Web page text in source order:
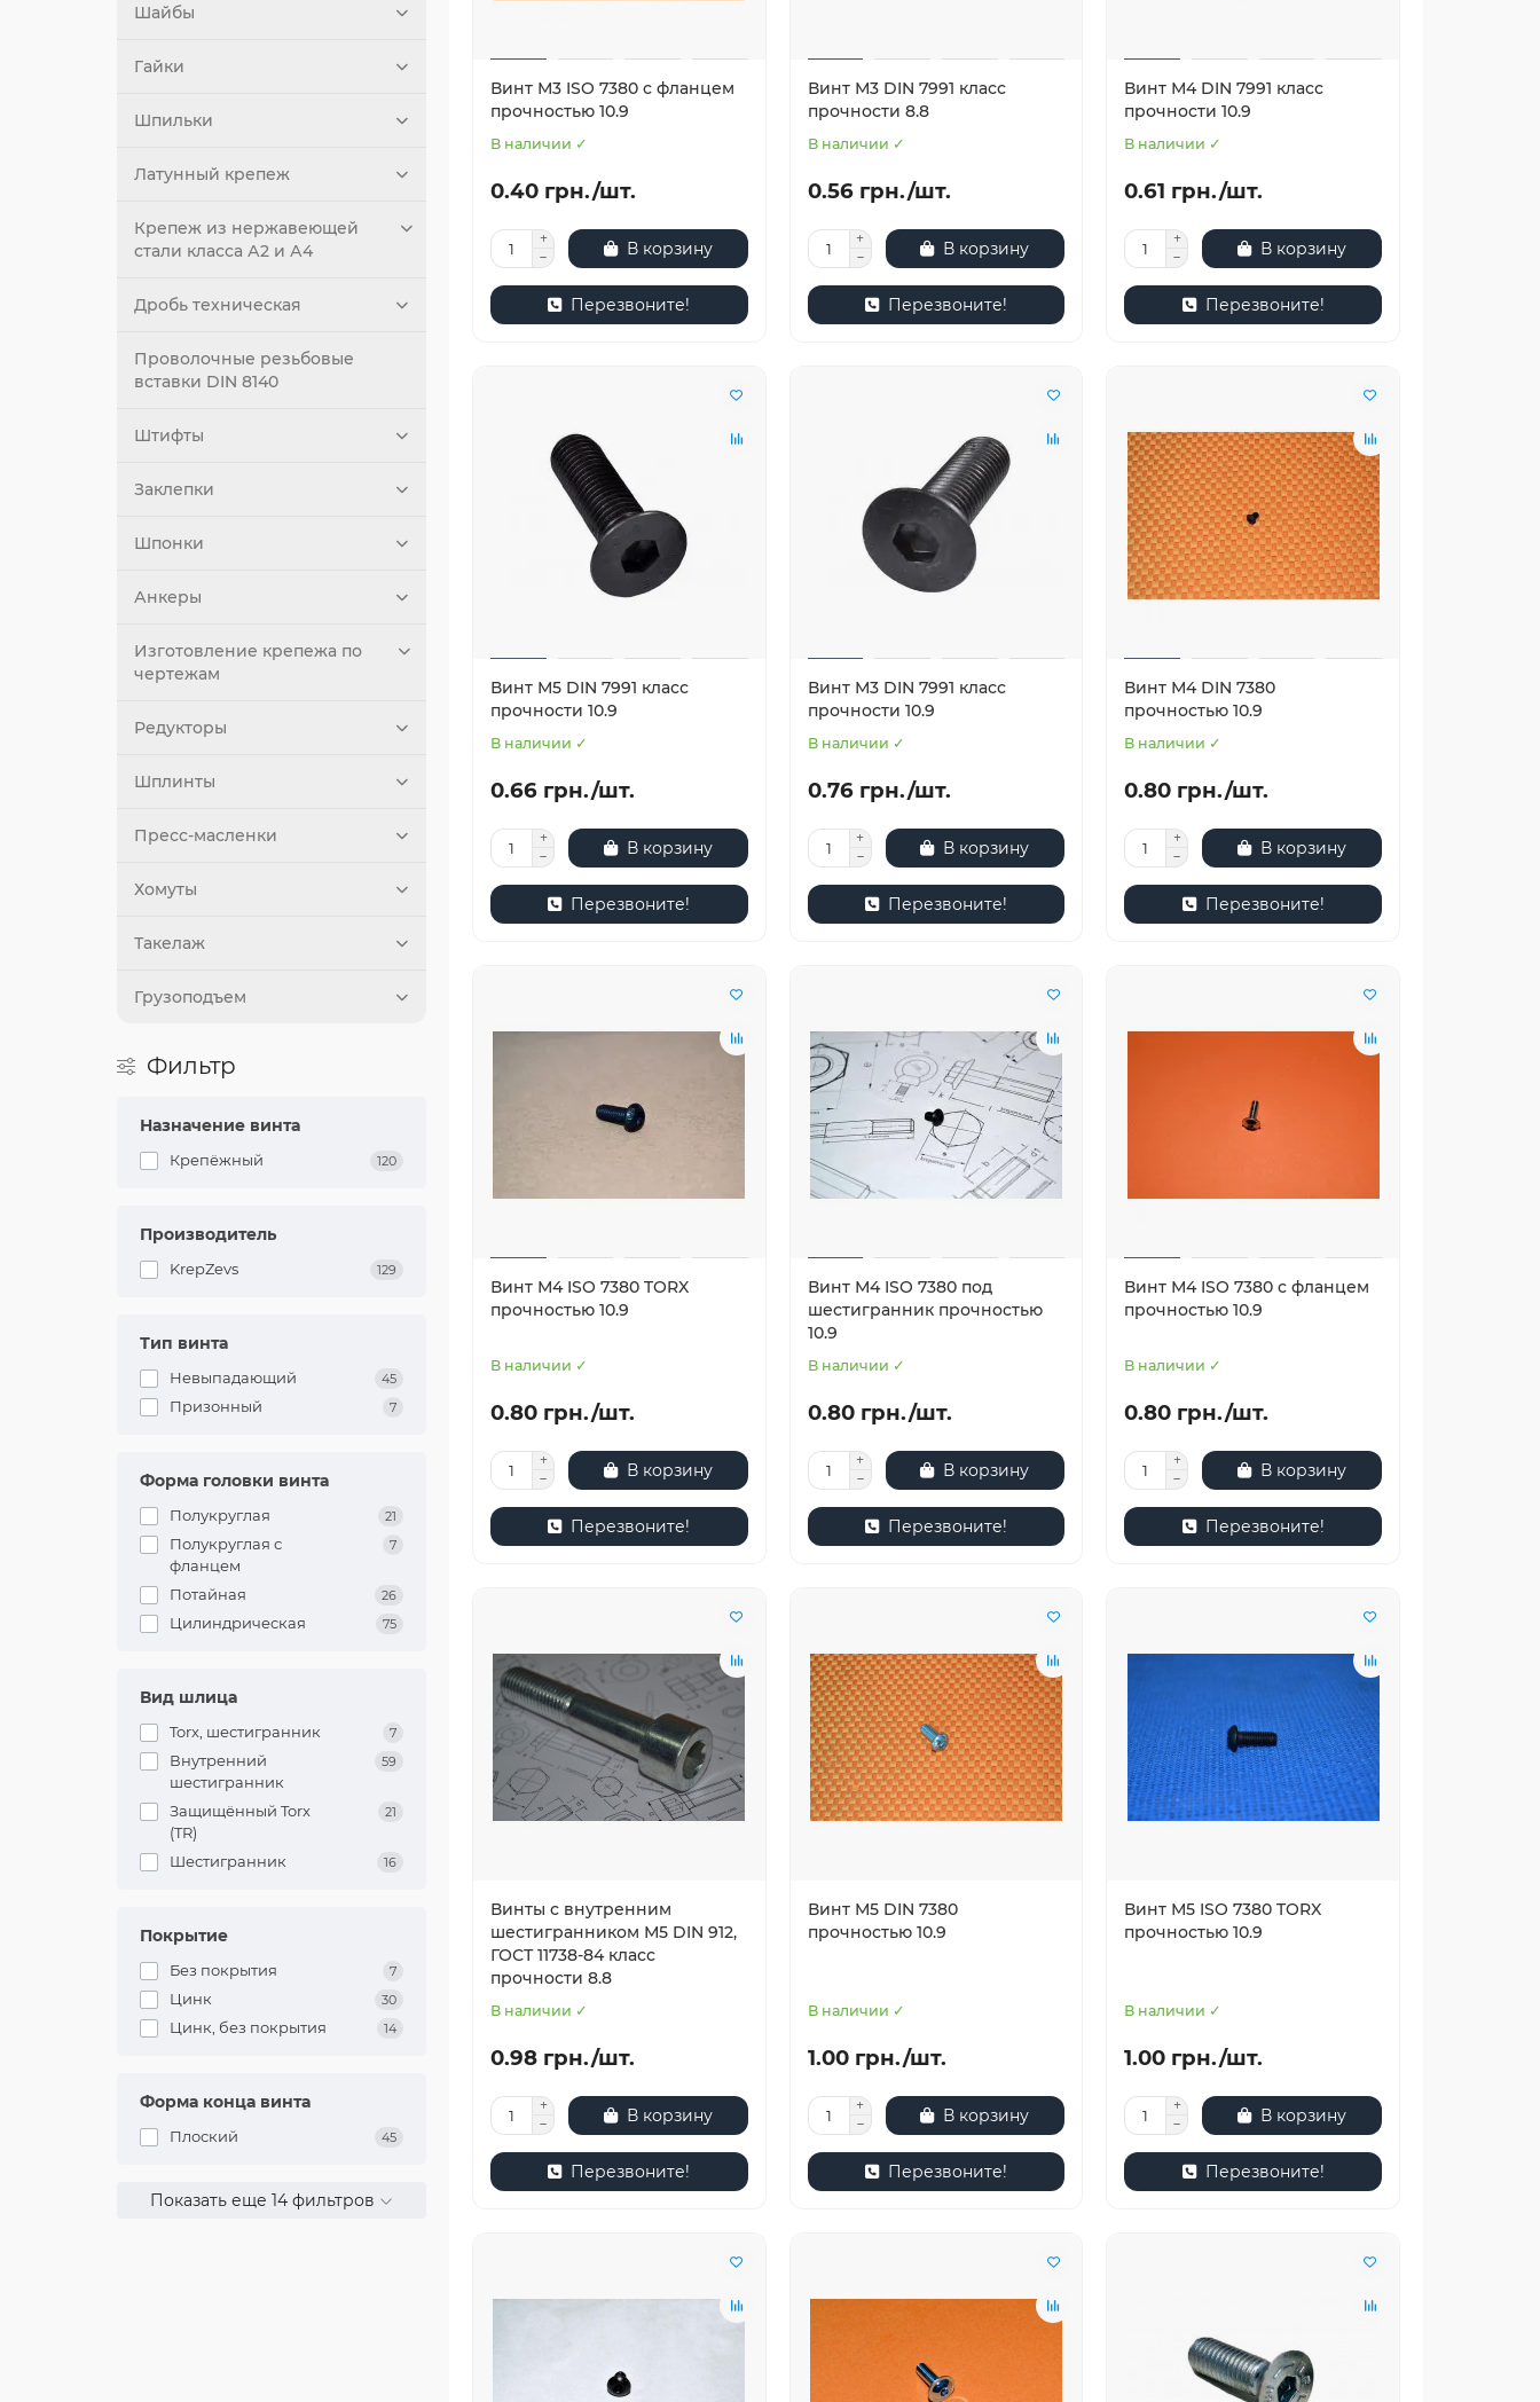
Шайбы
Гайки
Шпильки
Латунный крепеж
Крепеж из нержавеющей
стали класса А2 и А4
Дробь техническая
Проволочные резьбовые
вставки DIN 8140
Штифты
Заклепки
Шпонки
Анкеры
Изготовление крепежа по
чертежам
Редукторы
Шплинты
Пресс-масленки
Хомуты
Такелаж
Грузоподъем
Фильтр
Назначение винта
Крепёжный 120
Производитель
KrepZevs 129
Тип винта
Невыпадающий 45
Призонный 7
Форма головки винта
Полукруглая 21
Полукруглая с
фланцем
7
Потайная 26
Цилиндрическая 75
Вид шлица
Torx, шестигранник 7
Внутренний
шестигранник
59
Защищённый Torx
(TR)
21
Шестигранник 16
Покрытие
Без покрытия 7
Цинк 30
Цинк, без покрытия 14
Форма конца винта
Плоский 45
Показать еще 14 фильтров
Винт М3 ISO 7380 с фланцем
прочностью 10.9
В наличии ✓
0.40 грн./шт.
В корзину
Перезвоните!
Винт М3 DIN 7991 класс
прочности 8.8
В наличии ✓
0.56 грн./шт.
В корзину
Перезвоните!
Винт М4 DIN 7991 класс
прочности 10.9
В наличии ✓
0.61 грн./шт.
В корзину
Перезвоните!
Винт М5 DIN 7991 класс
прочности 10.9
В наличии ✓
0.66 грн./шт.
В корзину
Перезвоните!
Винт М3 DIN 7991 класс
прочности 10.9
В наличии ✓
0.76 грн./шт.
В корзину
Перезвоните!
Винт М4 DIN 7380
прочностью 10.9
В наличии ✓
0.80 грн./шт.
В корзину
Перезвоните!
Винт М4 ISO 7380 TORX
прочностью 10.9
В наличии ✓
0.80 грн./шт.
В корзину
Перезвоните!
Винт М4 ISO 7380 под
шестигранник прочностью
10.9
В наличии ✓
0.80 грн./шт.
В корзину
Перезвоните!
Винт М4 ISO 7380 с фланцем
прочностью 10.9
В наличии ✓
0.80 грн./шт.
В корзину
Перезвоните!
Винты с внутренним
шестигранником М5 DIN 912,
ГОСТ 11738-84 класс
прочности 8.8
В наличии ✓
0.98 грн./шт.
В корзину
Перезвоните!
Винт М5 DIN 7380
прочностью 10.9
В наличии ✓
1.00 грн./шт.
В корзину
Перезвоните!
Винт М5 ISO 7380 TORX
прочностью 10.9
В наличии ✓
1.00 грн./шт.
В корзину
Перезвоните!